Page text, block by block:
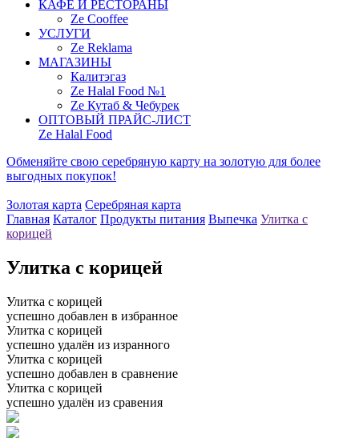
КАФЕ И РЕСТОРАНЫ
Ze Cooffee
УСЛУГИ
Ze Reklama
МАГАЗИНЫ
Калитэгаз
Ze Halal Food №1
Ze Кутаб & Чебурек
ОПТОВЫЙ ПРАЙС-ЛИСТ
Ze Halal Food
Обменяйте свою серебряную карту на золотую для более
выгодных покупок!
Золотая карта Серебряная карта
Главная Каталог Продукты питания Выпечка Улитка с
корицей
Улитка с корицей
Улитка с корицей
успешно добавлен в избранное
Улитка с корицей
успешно удалён из изранного
Улитка с корицей
успешно добавлен в сравнение
Улитка с корицей
успешно удалён из сравения